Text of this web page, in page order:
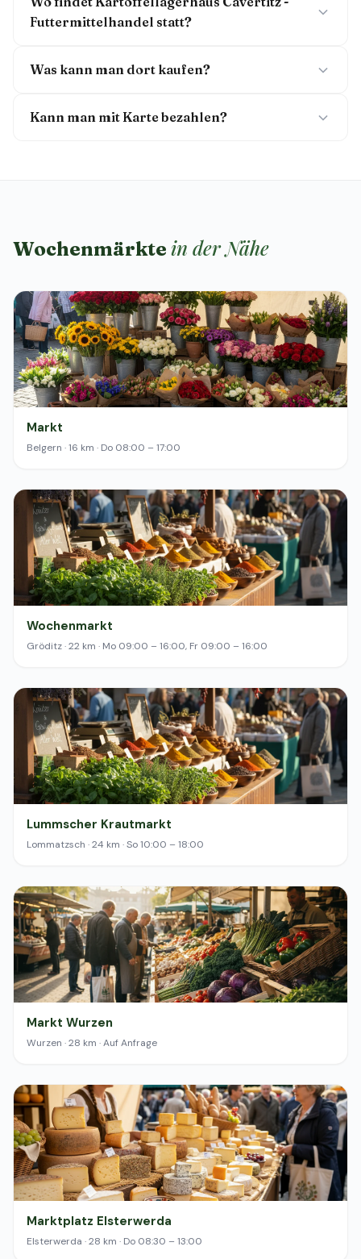
Futtermittelhandel statt?
Was kann man dort kaufen?
Kann man mit Karte bezahlen?
Wochenmärkte in der Nähe
Markt
Belgern · 16 km · Do 08:00 – 17:00
Wochenmarkt
Gröditz · 22 km · Mo 09:00 – 16:00, Fr 09:00 – 16:00
Lummscher Krautmarkt
Lommatzsch · 24 km · So 10:00 – 18:00
Markt Wurzen
Wurzen · 28 km · Auf Anfrage
Marktplatz Elsterwerda
Elsterwerda · 28 km · Do 08:30 – 13:00